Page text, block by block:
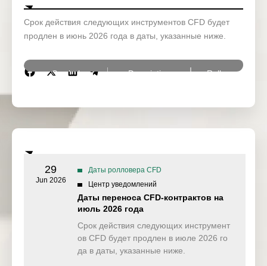
Срок действия следующих инструментов CFD будет
продлен в июнь 2026 года в даты, указанные ниже.
Symbol Description Rollover Date
Futures
03 Jun 2026
EUB5Y
Euro – BOBL
Futures
EUB10Y
Euro – Bund
Futures
US dollar index 09 Jun 2026
29
Jun 2026
Даты ролловера CFD
Центр уведомлений
Даты переноса CFD-контрактов на
июль 2026 года
Срок действия следующих инструмент
ов CFD будет продлен в июле 2026 го
да в даты, указанные ниже.